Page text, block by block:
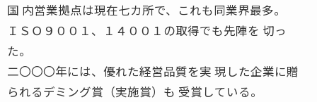
国 内営業拠点は現在七カ所で、これも同業界最多。
ＩＳＯ９００１、１４００１の取得でも先陣を 切っ
た。
二〇〇〇年には、優れた経営品質を実 現した企業に贈
られるデミング賞（実施賞）も 受賞している。